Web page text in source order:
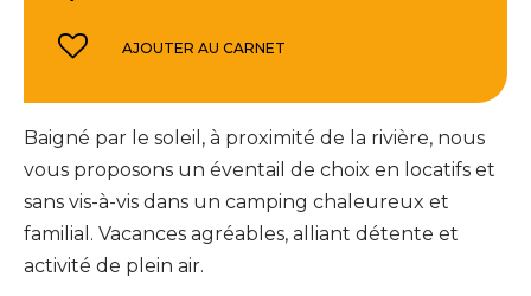
Baigné par le soleil, à proximité de la rivière, nous
vous proposons un éventail de choix en locatifs et
sans vis-à-vis dans un camping chaleureux et
familial. Vacances agréables, alliant détente et
activité de plein air.
AJOUTER AU CARNET